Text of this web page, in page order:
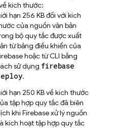
kích thước:
hạn 256 KB đối với kích
của nguồn văn bản
bộ quy tắc được xuất
từ bảng điều khiển của
hoặc từ CLI bằng
sử dụng firebase
.
hạn 250 KB về kích thước
tập hợp quy tắc đã biên
khi Firebase xử lý nguồn
kích hoạt tập hợp quy tắc